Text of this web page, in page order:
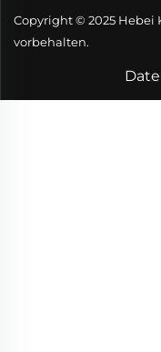
Copyright © 2025 Hebei
vorbehalten.